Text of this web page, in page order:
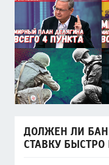
ДОЛЖЕН ЛИ
СТАВКУ